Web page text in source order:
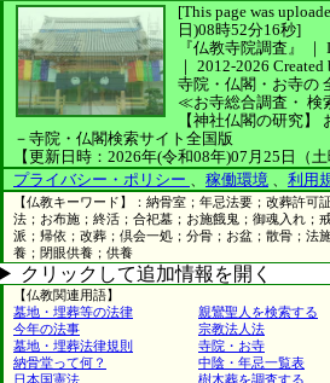
[This page was
日)08時52分16秒]
『仏教寺院調査』 ｜
｜ 2012-2026 Created
寺院・仏閣・お寺の
≪お寺総合調査・ 検
【神社仏閣の研究】
－寺院・仏閣検索サイト全国版
【更新日時：2026年(令和08年)07月25日（
プライバシー・ポリシー
稼働環境 利用
【仏教キーワード】：納骨室；年忌法要；改葬許可
法；お布施；終活；合祀墓；お施餓鬼；御魂入れ；
派；帰依；改葬；倶会一処；分骨；お盆；散骨；法
養；閉眼供養；供養
クリックして追加情報を開く
【仏教関連用語】
墓地・埋葬等の法律
親鸞聖人を検索する
今年の法事
宗教法人法
墓地・埋葬法律規則
寺院・お寺
納骨堂って何？
中陰・年忌一覧表
日本国憲法
樹木葬を調査する